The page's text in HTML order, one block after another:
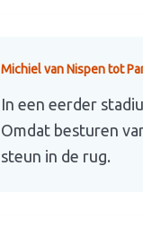
Michiel van Nispen tot
In een eerder
Omdat besturen
steun in de rug.